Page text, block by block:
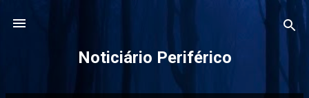
Noticiário Periférico